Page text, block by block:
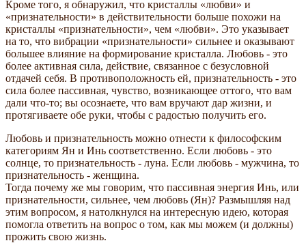
Кроме того, я обнаружил, что кристаллы «любви» и
«признательности» в действительности больше похожи на
кристаллы «признательности», чем «любви». Это указывает
на то, что вибрации «признательности» сильнее и оказывают
большее влияние на формирование кристалла. Любовь - это
более активная сила, действие, связанное с безусловной
отдачей себя. В противоположность ей, признательность - это
сила более пассивная, чувство, возникающее оттого, что вам
дали что-то; вы осознаете, что вам вручают дар жизни, и
протягиваете обе руки, чтобы с радостью получить его.
Любовь и признательность можно отнести к философским
категориям Ян и Инь соответственно. Если любовь - это
солнце, то признательность - луна. Если любовь - мужчина, то
признательность - женщина.
Тогда почему же мы говорим, что пассивная энергия Инь, или
признательности, сильнее, чем любовь (Ян)? Размышляя над
этим вопросом, я натолкнулся на интересную идею, которая
помогла ответить на вопрос о том, как мы можем (и должны)
прожить свою жизнь.